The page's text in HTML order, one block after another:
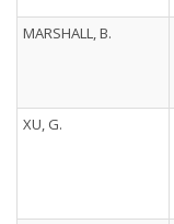
MARSHALL, B.
XU, G.